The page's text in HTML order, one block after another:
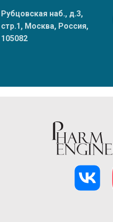
Рубцовская наб., д.3,
стр.1, Москва, Россия,
105082